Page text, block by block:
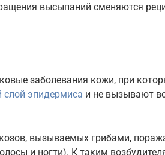
высыпаний сменяются
заболевания кожи, при
слой эпидермиса и не вызывают
вызываемых грибами,
и ногти). К таким